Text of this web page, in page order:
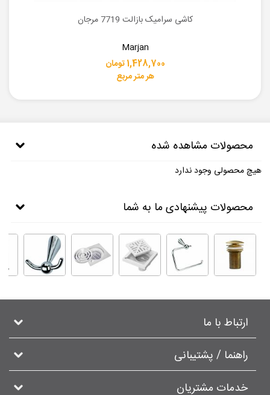
کاشی سرامیک بازالت 7719 مرجان
Marjan
1,428,700 تومان
هر متر مربع
محصولات مشاهده شده
هیچ محصولی وجود ندارد
محصولات پیشنهادی ما به شما
ارتباط با ما
راهنما / پشتیبانی
خدمات مشتریان